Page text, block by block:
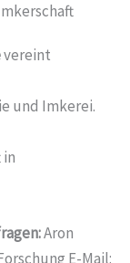
vereint
und Imkerei.
Aron
E-Mail: